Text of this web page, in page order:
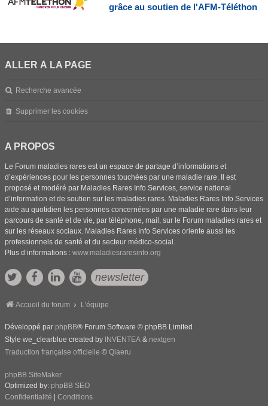
grâce au soutien de l'AFM-Téléthon
ALLER À LA PAGE
Recherche avancée
Supprimer les cookies
A PROPOS
Le Forum maladies rares est un espace de partage d’informations et
d’expériences pour les personnes touchées par une maladie rare. Il est
proposé et modéré par Maladies Rares Info Services, service national
d’information et de soutien sur les maladies rares. Maladies Rares Info Services
aide au quotidien les personnes concernées par une maladie rare dans leur
parcours de santé et de vie, par téléphone, mail, sur le Forum maladies rares et
sur les réseaux sociaux. Maladies Rares Info Services oriente aussi les
professionnels de santé et du secteur médico-social.
Plus d’informations : www.maladiesraresinfo.org
newsletter
Accueil du forum L'équipe
Développé par phpBB® Forum Software © phpBB Limited
Style we_clearblue created by INVENTEA & nextgen
Traduction française officielle © Qiaeru
phpBB SiteMaker
Optimized by: phpBB SEO
Confidentialité
Conditions